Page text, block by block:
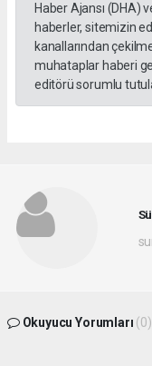
Haber Ajansı (DHA)
haberler, sitemizin
kanallarından
muhataplar haberi
editörü sorumlu
Okuyucu Yorumları (0)